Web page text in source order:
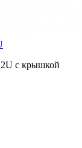
2U с крышкой